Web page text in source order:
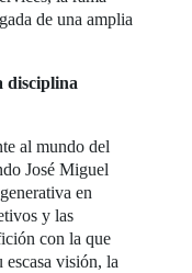
de una amplia
disciplina
al mundo del
José Miguel
en
y las
con la que
visión, la